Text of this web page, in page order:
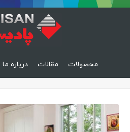
محصولات مقالات درباره ما